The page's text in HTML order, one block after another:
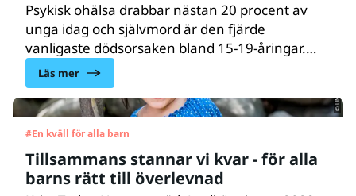
Psykisk ohälsa drabbar nästan 20 procent av
unga idag och självmord är den fjärde
vanligaste dödsorsaken bland 15-19-åringar.
Det är en av vår tids största kriser, som pågår
här och nu, i alla delar av världen och i alla
samhällsskikt. Vid 15 års ålder har ungefär
brutit ut. Det betyder att tidig upptäckt och
tidiga insatser är mycket viktiga och kan göra
stor skillnad.
Läs mer
#En kväll för alla barn
Tillsammans stannar vi kvar - för alla
barns rätt till överlevnad